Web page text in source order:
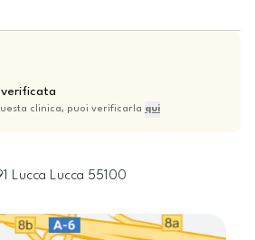
clinica, puoi verificarla qui
Lucca Lucca 55100